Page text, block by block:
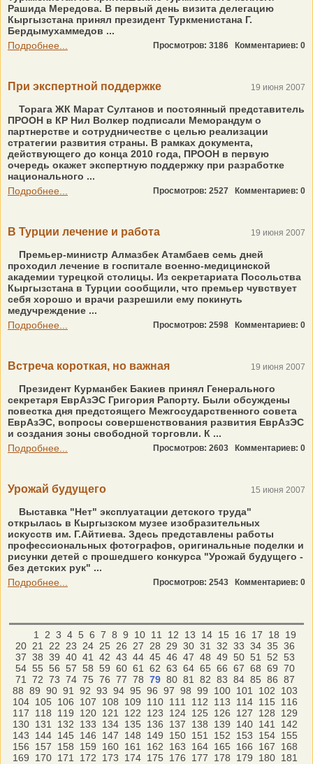
Рашида Мередова. В первый день визита делегацию
Кыргызстана принял президент Туркменистана Г.
Бердымухаммедов ...
Подробнее...
Просмотров: 3186 Комментариев: 0
При экспертной поддержке 19 июня 2007
Торага ЖК Марат Султанов и постоянный представитель
ПРООН в КР Нил Волкер подписали Меморандум о
партнерстве и сотрудничестве с целью реализации
стратегии развития страны. В рамках документа,
действующего до конца 2010 года, ПРООН в первую
очередь окажет экспертную поддержку при разработке
национального ...
Подробнее...
Просмотров: 2527 Комментариев: 0
В Турции лечение и работа 19 июня 2007
Премьер-министр Алмазбек Атамбаев семь дней
проходил лечение в госпитале военно-медицинской
академии турецкой столицы. Из секретариата Посольства
Кыргызстана в Турции сообщили, что премьер чувствует
себя хорошо и врачи разрешили ему покинуть
медучреждение ...
Подробнее...
Просмотров: 2598 Комментариев: 0
Встреча короткая, но важная 19 июня 2007
Президент Курманбек Бакиев принял Генерального
секретаря ЕврАзЭС Григория Рапорту. Были обсуждены
повестка дня предстоящего Межгосударственного совета
ЕврАзЭС, вопросы совершенствования развития ЕврАзЭС
и создания зоны свободной торговли. К ...
Подробнее...
Просмотров: 2603 Комментариев: 0
Урожай будущего 15 июня 2007
Выставка "Нет" эксплуатации детского труда"
открылась в Кыргызском музее изобразительных
искусств им. Г.Айтиева. Здесь представлены работы
профессиональных фотографов, оригинальные поделки и
рисунки детей с прошедшего конкурса "Урожай будущего -
без детских рук" ...
Подробнее...
Просмотров: 2543 Комментариев: 0
1 2 3 4 5 6 7 8 9 10 11 12 13 14 15 16 17 18
19
20 21 22 23 24 25 26 27 28 29 30 31 32 33 34 35 36
37 38 39 40 41 42 43 44 45 46 47 48 49 50 51 52 53
54 55 56 57 58 59 60 61 62 63 64 65 66 67 68 69 70
71
72 73 74 75 76 77 78 79 80 81 82 83 84 85 86 87
88 89 90 91 92 93 94 95 96 97 98 99 100 101 102
103
104 105 106 107 108 109 110 111 112 113 114 115
116
117
118 119 120 121 122 123 124 125 126 127 128
129
130 131 132 133 134 135 136 137 138 139 140 141
142
143
144 145 146 147 148 149 150 151 152 153 154 155
156
157 158 159 160 161 162 163 164 165 166 167
168
169
170 171 172 173 174 175 176 177 178 179 180 181